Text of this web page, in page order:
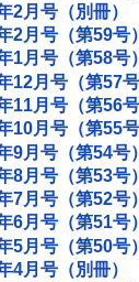
2月号（別冊）
2月号（第59号）
1月号（第58号）
12月号（第57号
11月号（第56号
10月号（第55号
9月号（第54号）
8月号（第53号）
7月号（第52号）
6月号（第51号）
5月号（第50号）
4月号（別冊）